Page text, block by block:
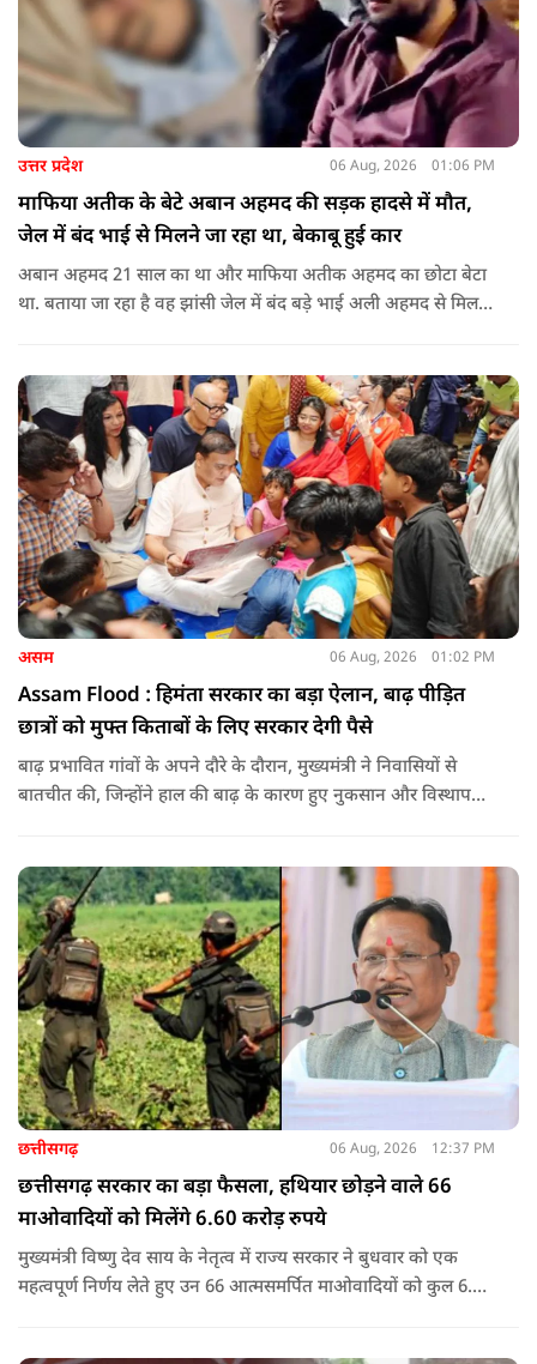
उत्तर प्रदेश 06 Aug, 2026 01:06 PM
माफिया अतीक के बेटे अबान अहमद की सड़क हादसे में मौत,
जेल में बंद भाई से मिलने जा रहा था, बेकाबू हुई कार
अबान अहमद 21 साल का था और माफिया अतीक अहमद का छोटा बेटा
था. बताया जा रहा है वह झांसी जेल में बंद बड़े भाई अली अहमद से मिलने
असम 06 Aug, 2026 01:02 PM
Assam Flood : हिमंता सरकार का बड़ा ऐलान, बाढ़ पीड़ित
छात्रों को मुफ्त किताबों के लिए सरकार देगी पैसे
बाढ़ प्रभावित गांवों के अपने दौरे के दौरान, मुख्यमंत्री ने निवासियों से
बातचीत की, जिन्होंने हाल की बाढ़ के कारण हुए नुकसान और विस्थापन
छत्तीसगढ़ 06 Aug, 2026 12:37 PM
छत्तीसगढ़ सरकार का बड़ा फैसला, हथियार छोड़ने वाले 66
माओवादियों को मिलेंगे 6.60 करोड़ रुपये
मुख्यमंत्री विष्णु देव साय के नेतृत्व में राज्य सरकार ने बुधवार को एक
महत्वपूर्ण निर्णय लेते हुए उन 66 आत्मसमर्पित माओवादियों को कुल 6.60